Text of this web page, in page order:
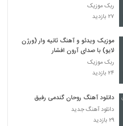
ربک موزیک
۲۷ بازدید
موزیک ویدئو و آهنگ ثانیه وار (ورژن
لایو) با صدای آرون افشار
ربک موزیک
۲۴ بازدید
دانلود آهنگ روحان گندمی رفیق
دانلود آهنگ جدید
۲۹ بازدید